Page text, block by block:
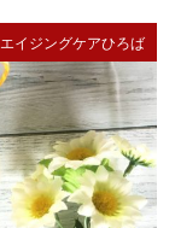
エイジングケアひろば